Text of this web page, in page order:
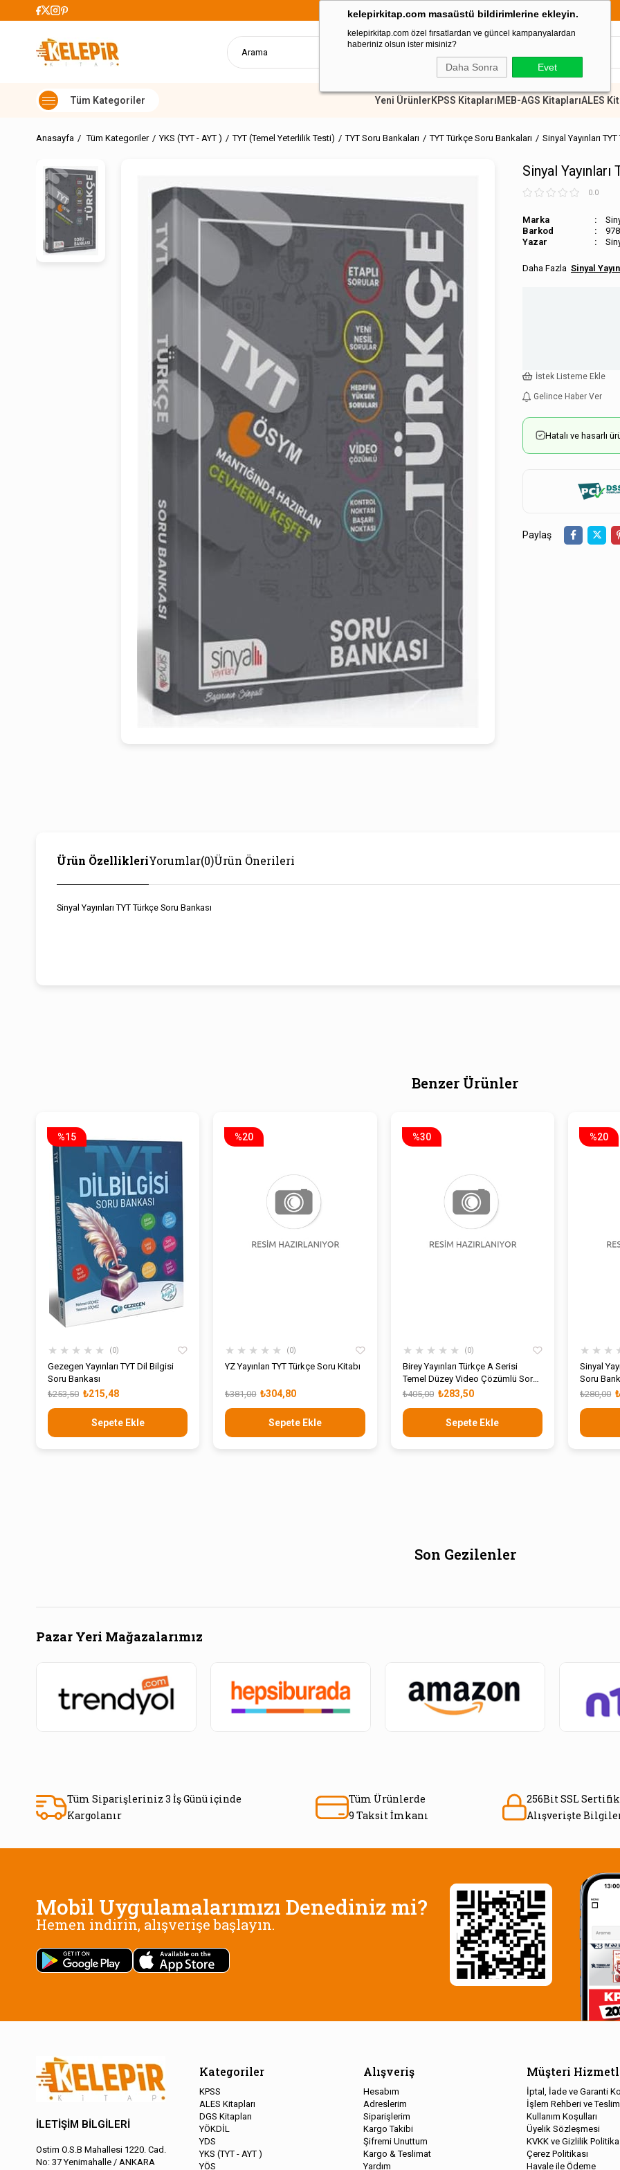
kelepirkitap.com masaüstü bildirimlerine ekleyin.
kelepirkitap.com özel fırsatlardan ve güncel kampanyalardan
haberiniz olsun ister misiniz?
Daha Sonra Evet
899 TL Üzeri Alışverişlerde Kargo Ücretsiz
Yeni ÜrünlerKPSS KitaplarıMEB-AGS KitaplarıALES
Anasayfa Tüm Kategoriler YKS (TYT - AYT ) TYT (Temel Yeterlilik Testi) TYT Soru Bankaları TYT Türkçe Soru Bankaları Sinyal Yayınları
Sinyal
0.0
Marka
Barkod
Sinyal
İstek Listeme Ekle
Gelince Haber Ver
Hatalı ve hasarlı
Paylaş
Ürün ÖzellikleriYorumlar(0)Ürün Önerileri
Sinyal Yayınları TYT Türkçe Soru Bankası
Benzer Ürünler
★ ★ ★ ★ ★ 0
Gezegen Yayınları TYT Dil Bilgisi
Soru Bankası
₺215,48
₺253,50
Sepete Ekle
%15
★ ★ ★ ★ ★ 0
YZ Yayınları TYT Türkçe Soru Kitabı
₺304,80
₺381,00
Sepete Ekle
%20
★ ★ ★ ★ ★ 0
Birey Yayınları Türkçe A Serisi
Temel Düzey Video Çözümlü Soru
Bankası ₺283,50
₺405,00
Sepete Ekle
%30
★ ★ ★
Sinyal
Soru
₺280,00
%20
Son Gezilenler
Pazar Yeri Mağazalarımız
Tüm Siparişleriniz 3 İş Günü içinde
Kargolanır
Tüm Ürünlerde
9 Taksit İmkanı
256Bit SSL
Alışverişte
Mobil Uygulamalarımızı Denediniz mi?
Hemen indirin, alışverişe başlayın.
İLETİŞİM BİLGİLERİ
Ostim O.S.B Mahallesi 1220. Cad.
No: 37 Yenimahalle / ANKARA
Kategoriler
KPSS
ALES Kitapları
DGS Kitapları
YÖKDİL
YDS
YKS (TYT - AYT )
YÖS
Alışveriş
Hesabım
Adreslerim
Siparişlerim
Kargo Takibi
Şifremi Unuttum
Kargo & Teslimat
Yardım
Müşteri
İptal, İade ve Garanti
İşlem Rehberi ve
Kullanım Koşulları
Üyelik Sözleşmesi
KVKK ve Gizlilik
Çerez Politikası
Havale ile Ödeme